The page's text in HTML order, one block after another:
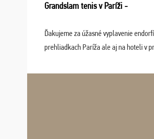
Grandslam tenis v Paríži -
Ďakujeme za úžasné vyplavenie
prehliadkach Paríža ale aj na hoteli v
spomínať a zväžujeme repete budúci